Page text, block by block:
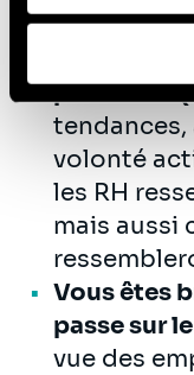
vous
Vous êtes
tendances,
volonté
les RH
mais aussi
Vous êtes
passe sur
vue des